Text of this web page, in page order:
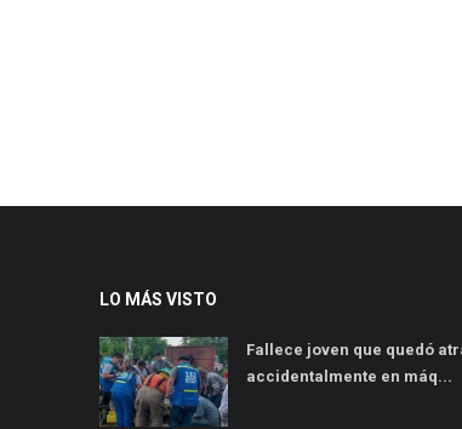
LO MÁS VISTO
Fallece joven que quedó
accidentalmente en máq...